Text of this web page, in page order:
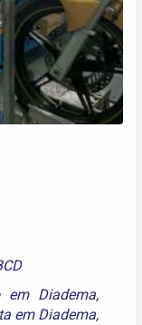
em Diadema,
em Diadema,